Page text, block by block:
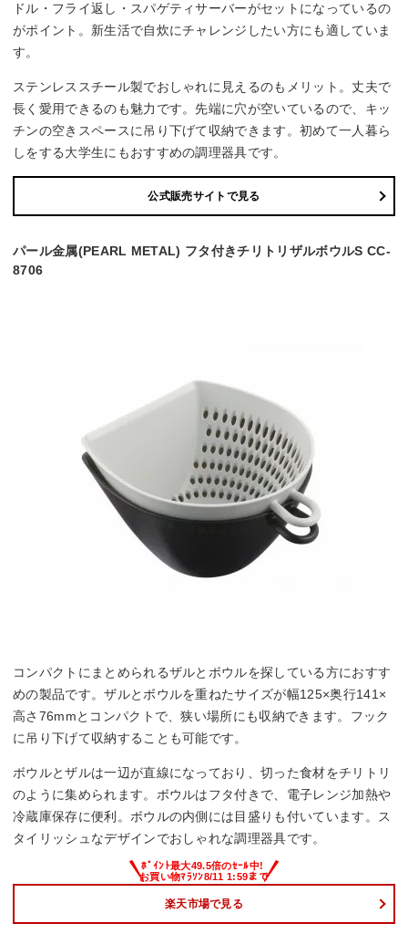
ドル・フライ返し・スパゲティサーバーがセットになっているの
がポイント。新生活で自炊にチャレンジしたい方にも適していま
す。
ステンレススチール製でおしゃれに見えるのもメリット。丈夫で
長く愛用できるのも魅力です。先端に穴が空いているので、キッ
チンの空きスペースに吊り下げて収納できます。初めて一人暮ら
しをする大学生にもおすすめの調理器具です。
公式販売サイトで見る
パール金属(PEARL METAL) フタ付きチリトリザルボウルS CC-
8706
コンパクトにまとめられるザルとボウルを探している方におすす
めの製品です。ザルとボウルを重ねたサイズが幅125×奥行141×
高さ76mmとコンパクトで、狭い場所にも収納できます。フック
に吊り下げて収納することも可能です。
ボウルとザルは一辺が直線になっており、切った食材をチリトリ
のように集められます。ボウルはフタ付きで、電子レンジ加熱や
冷蔵庫保存に便利。ボウルの内側には目盛りも付いています。ス
タイリッシュなデザインでおしゃれな調理器具です。
楽天市場で見る